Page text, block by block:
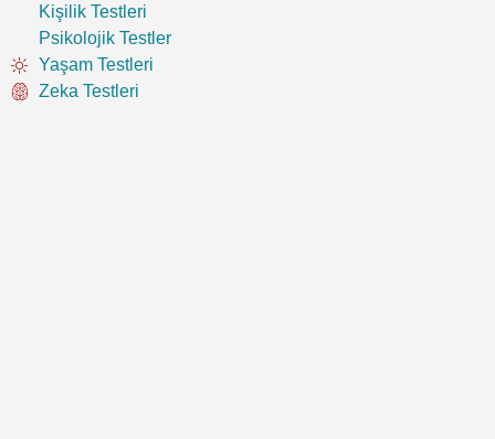
Kişilik Testleri
Psikolojik Testler
Yaşam Testleri
Zeka Testleri